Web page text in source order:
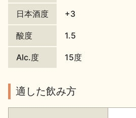
日本酒の楽しみ方特集
地酒・イベント情報
日本酒度 +3
酸度 1.5
Alc.度 15度
適した飲み方